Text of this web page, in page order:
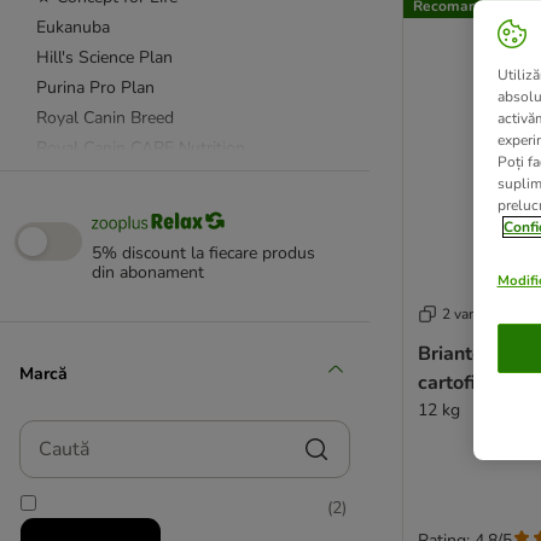
Eukanuba
Hill's Science Plan
Purina Pro Plan
Royal Canin Breed
Taste of the Wild
★ Wolf of Wilderness
animonda Integra
Eukanuba Veterinary Diets
Exclusion
Hill's Prescription Diet Canine
Nutrivet
5% discount la fiecare produs
din abonament
Marcă
Caută
(2)
Recomandat de
2 variante
Briantos
cartofi - FĂRĂ
12 kg
Poți